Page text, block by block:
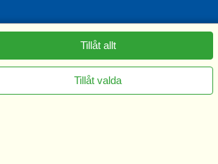
Tillåt allt
Tillåt valda